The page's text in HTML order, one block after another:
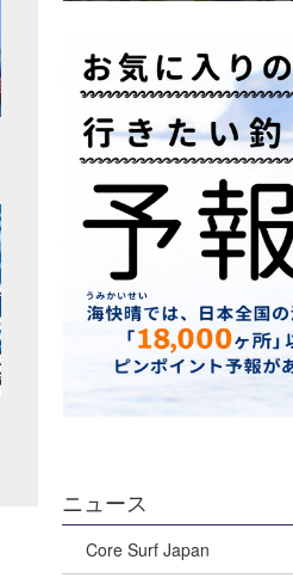
ニュース
Core Surf Japan